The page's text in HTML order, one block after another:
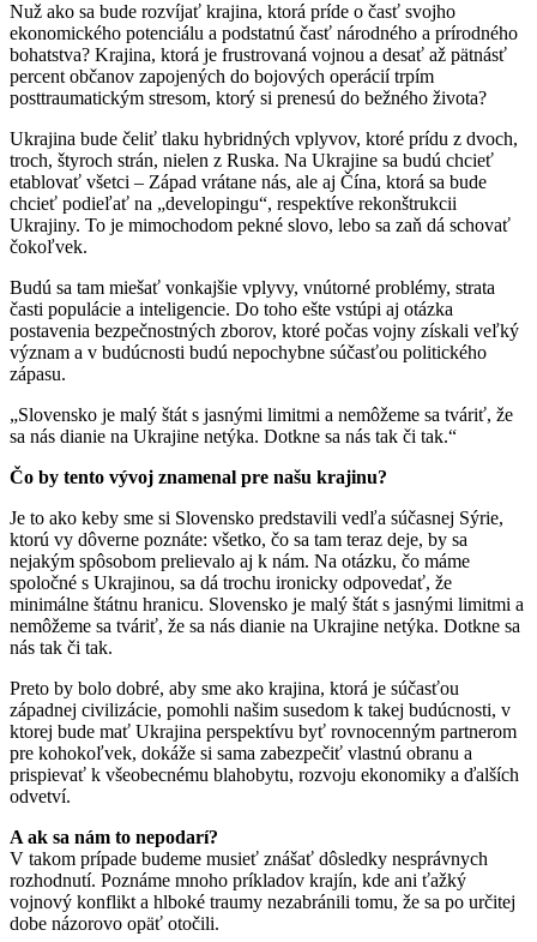
Nuž ako sa bude rozvíjať krajina, ktorá príde o časť svojho
ekonomického potenciálu a podstatnú časť národného a prírodného
bohatstva? Krajina, ktorá je frustrovaná vojnou a desať až pätnásť
percent občanov zapojených do bojových operácií trpím
posttraumatickým stresom, ktorý si prenesú do bežného života?
Ukrajina bude čeliť tlaku hybridných vplyvov, ktoré prídu z dvoch,
troch, štyroch strán, nielen z Ruska. Na Ukrajine sa budú chcieť
etablovať všetci – Západ vrátane nás, ale aj Čína, ktorá sa bude
chcieť podieľať na „developingu“, respektíve rekonštrukcii
Ukrajiny. To je mimochodom pekné slovo, lebo sa zaň dá schovať
čokoľvek.
Budú sa tam miešať vonkajšie vplyvy, vnútorné problémy, strata
časti populácie a inteligencie. Do toho ešte vstúpi aj otázka
postavenia bezpečnostných zborov, ktoré počas vojny získali veľký
význam a v budúcnosti budú nepochybne súčasťou politického
zápasu.
„Slovensko je malý štát s jasnými limitmi a nemôžeme sa tváriť, že
sa nás dianie na Ukrajine netýka. Dotkne sa nás tak či tak.“
Čo by tento vývoj znamenal pre našu krajinu?
Je to ako keby sme si Slovensko predstavili vedľa súčasnej Sýrie,
ktorú vy dôverne poznáte: všetko, čo sa tam teraz deje, by sa
nejakým spôsobom prelievalo aj k nám. Na otázku, čo máme
spoločné s Ukrajinou, sa dá trochu ironicky odpovedať, že
minimálne štátnu hranicu. Slovensko je malý štát s jasnými limitmi a
nemôžeme sa tváriť, že sa nás dianie na Ukrajine netýka. Dotkne sa
nás tak či tak.
Preto by bolo dobré, aby sme ako krajina, ktorá je súčasťou
západnej civilizácie, pomohli našim susedom k takej budúcnosti, v
ktorej bude mať Ukrajina perspektívu byť rovnocenným partnerom
pre kohokoľvek, dokáže si sama zabezpečiť vlastnú obranu a
prispievať k všeobecnému blahobytu, rozvoju ekonomiky a ďalších
odvetví.
A ak sa nám to nepodarí?
V takom prípade budeme musieť znášať dôsledky nesprávnych
rozhodnutí. Poznáme mnoho príkladov krajín, kde ani ťažký
vojnový konflikt a hlboké traumy nezabránili tomu, že sa po určitej
dobe názorovo opäť otočili.